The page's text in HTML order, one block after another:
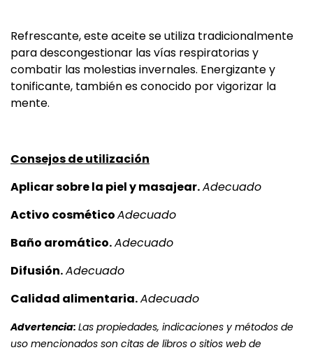
Refrescante, este aceite se utiliza tradicionalmente
para descongestionar las vías respiratorias y
combatir las molestias invernales. Energizante y
tonificante, también es conocido por vigorizar la
mente.
Consejos de utilización
Aplicar sobre la piel y masajear.Adecuado
Activo cosméticoAdecuado
Baño aromático.Adecuado
Difusión.Adecuado
Calidad alimentaria.Adecuado
Advertencia: Las propiedades, indicaciones y métodos de
uso mencionados son citas de libros o sitios web de